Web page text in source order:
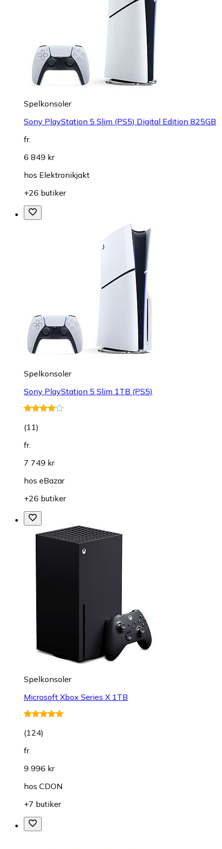
Spelkonsoler
Sony PlayStation 5 Slim (PS5) Digital Edition 825GB
fr.
6 849 kr
hos Elektronikjakt
+26 butiker
Spelkonsoler
Sony PlayStation 5 Slim 1TB (PS5)
(11)
fr.
7 749 kr
hos eBazar
+26 butiker
Spelkonsoler
Microsoft Xbox Series X 1TB
(124)
fr.
9 996 kr
hos CDON
+7 butiker